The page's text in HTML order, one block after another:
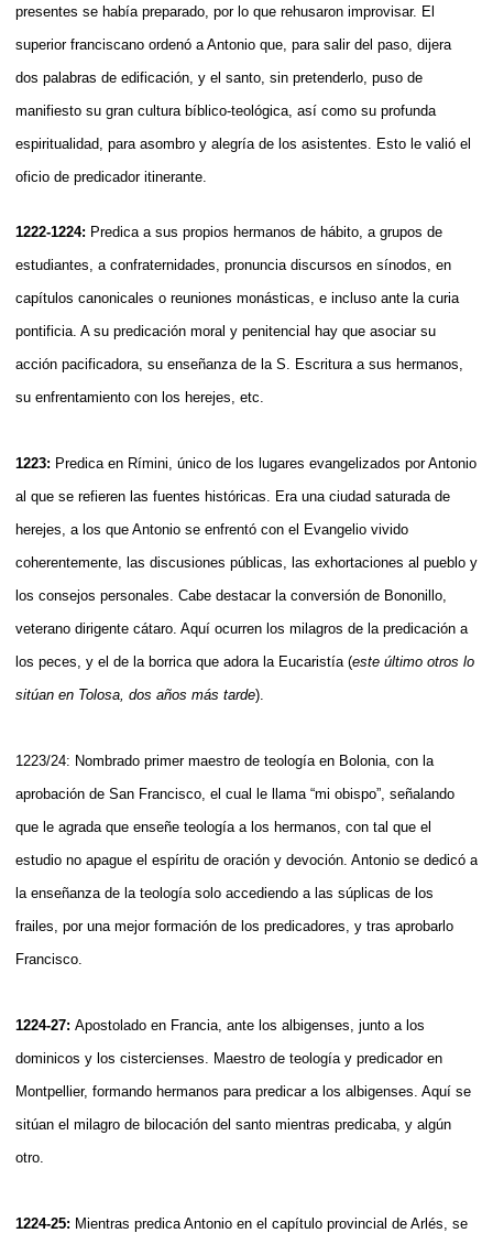
presentes se había preparado, por lo que rehusaron improvisar. El
superior franciscano ordenó a Antonio que, para salir del paso, dijera
dos palabras de edificación, y el santo, sin pretenderlo, puso de
manifiesto su gran cultura bíblico-teológica, así como su profunda
espiritualidad, para asombro y alegría de los asistentes. Esto le valió el
oficio de predicador itinerante.
1222-1224: Predica a sus propios hermanos de hábito, a grupos de
estudiantes, a confraternidades, pronuncia discursos en sínodos, en
capítulos canonicales o reuniones monásticas, e incluso ante la curia
pontificia. A su predicación moral y penitencial hay que asociar su
acción pacificadora, su enseñanza de la S. Escritura a sus hermanos,
su enfrentamiento con los herejes, etc.
1223: Predica en Rímini, único de los lugares evangelizados por Antonio
al que se refieren las fuentes históricas. Era una ciudad saturada de
herejes, a los que Antonio se enfrentó con el Evangelio vivido
coherentemente, las discusiones públicas, las exhortaciones al pueblo y
los consejos personales. Cabe destacar la conversión de Bononillo,
veterano dirigente cátaro. Aquí ocurren los milagros de la predicación a
los peces, y el de la borrica que adora la Eucaristía (este último otros lo
sitúan en Tolosa, dos años más tarde).
1223/24: Nombrado primer maestro de teología en Bolonia, con la
aprobación de San Francisco, el cual le llama “mi obispo”, señalando
que le agrada que enseñe teología a los hermanos, con tal que el
estudio no apague el espíritu de oración y devoción. Antonio se dedicó a
la enseñanza de la teología solo accediendo a las súplicas de los
frailes, por una mejor formación de los predicadores, y tras aprobarlo
Francisco.
1224-27: Apostolado en Francia, ante los albigenses, junto a los
dominicos y los cistercienses. Maestro de teología y predicador en
Montpellier, formando hermanos para predicar a los albigenses. Aquí se
sitúan el milagro de bilocación del santo mientras predicaba, y algún
otro.
1224-25: Mientras predica Antonio en el capítulo provincial de Arlés, se